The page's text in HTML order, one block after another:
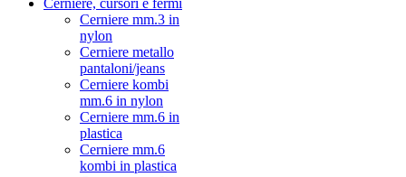
Cerniere, cursori e fermi
Cerniere mm.3 in
nylon
Cerniere metallo
pantaloni/jeans
Cerniere kombi
mm.6 in nylon
Cerniere mm.6 in
plastica
Cerniere mm.6
kombi in plastica